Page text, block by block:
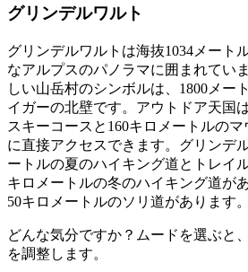
グリンデルワルト
グリンデルワルトは海抜1034メート
なアルプスのパノラマに囲まれてい
しい山岳村のシンボルは、1800メー
イガーの北壁です。アウトドア天国
スキーコースと160キロメートルの
に直接アクセスできます。グリンデ
ートルの夏のハイキング道とトレイ
キロメートルの冬のハイキング道が
50キロメートルのソリ道があります。
どんな気分ですか？ムードを選ぶと
を調整します。